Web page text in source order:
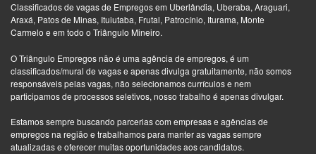
Classificados de vagas de Empregos em Uberlândia, Uberaba, Araguari,
Araxá, Patos de Minas, Ituiutaba, Frutal, Patrocínio, Iturama, Monte
Carmelo e em todo o Triângulo Mineiro.
O Triângulo Empregos não é uma agência de empregos, é um
classificados/mural de vagas e apenas divulga gratuitamente, não somos
responsáveis pelas vagas, não selecionamos currículos e nem
participamos de processos seletivos, nosso trabalho é apenas divulgar.
Estamos sempre buscando parcerias com empresas e agências de
empregos na região e trabalhamos para manter as vagas sempre
atualizadas e oferecer muitas oportunidades aos candidatos.